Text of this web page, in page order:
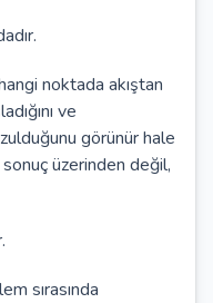
noktada akıştan
ve
görünür hale
üzerinden değil,
sırasında